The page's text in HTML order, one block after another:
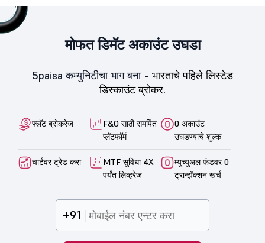
मोफत डिमॅट अकाउंट उघडा
5paisa कम्युनिटीचा भाग बना - भारताचे पहिले लिस्टेड
डिस्काउंट ब्रोकर.
फ्लॅट ब्रोकरेज
F&O साठी समर्पित
प्लॅटफॉर्म
0 अकाउंट
उघडण्याचे शुल्क
चार्टवर ट्रेड करा
MTF सुविधा 4X
पर्यंत लिव्हरेज
म्युच्युअल फंडवर 0
ट्रान्झॅक्शन खर्च
+91